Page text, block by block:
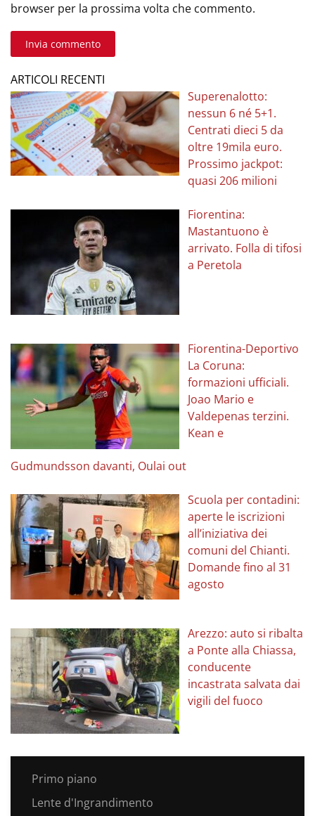
browser per la prossima volta che commento.
Invia commento
ARTICOLI RECENTI
Superenalotto:
nessun 6 né 5+1.
Centrati dieci 5 da
oltre 19mila euro.
Prossimo jackpot:
quasi 206 milioni
Fiorentina:
Mastantuono è
arrivato. Folla di tifosi
a Peretola
Fiorentina-Deportivo
La Coruna:
formazioni ufficiali.
Joao Mario e
Valdepenas terzini.
Kean e
Gudmundsson davanti, Oulai out
Scuola per contadini:
aperte le iscrizioni
all’iniziativa dei
comuni del Chianti.
Domande fino al 31
agosto
Arezzo: auto si ribalta
a Ponte alla Chiassa,
conducente
incastrata salvata dai
vigili del fuoco
Primo piano
Lente d'Ingrandimento